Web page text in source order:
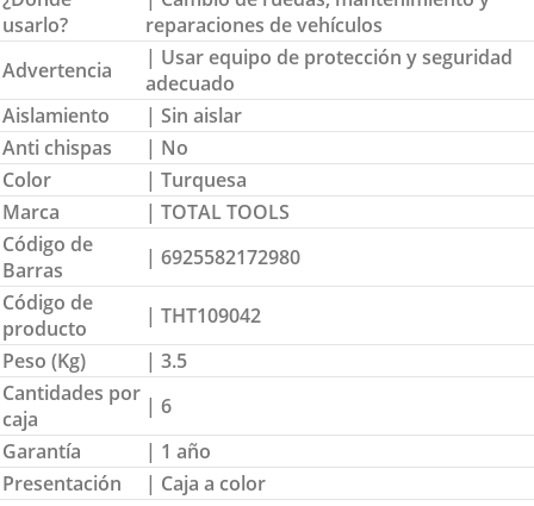
usarlo?
reparaciones de vehículos
Advertencia
| Usar equipo de protección y seguridad
adecuado
Aislamiento
| Sin aislar
Anti chispas
| No
Color
| Turquesa
Marca
| TOTAL TOOLS
Código de
Barras
| 6925582172980
Código de
producto
| THT109042
Peso (Kg)
| 3.5
Cantidades por
caja
| 6
Garantía
| 1 año
Presentación
| Caja a color